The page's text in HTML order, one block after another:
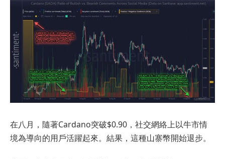
在八月，隨著Cardano突破$0.90，社交網絡上以牛市情
境為導向的用戶活躍起來。結果，這種山寨幣開始退步。